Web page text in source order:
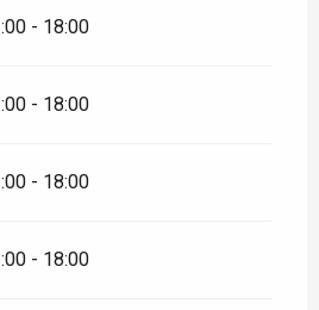
- 18:00
- 18:00
- 18:00
- 18:00